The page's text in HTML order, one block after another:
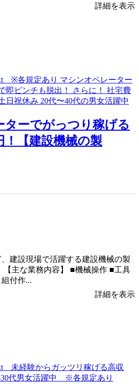
詳細を表示
ターでがっつり稼げる
【建設機械の製
建設現場で活躍する建設機械の製
【主な業務内容】 ■機械操作 ■工具
付作...
詳細を表示